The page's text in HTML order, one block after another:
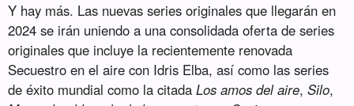
Y hay más. Las nuevas series originales que llegarán en
2024 se irán uniendo a una consolidada oferta de series
originales que incluye la recientemente renovada
Secuestro en el aire con Idris Elba, así como las series
de éxito mundial como la citadaLos amos del aire,Silo,